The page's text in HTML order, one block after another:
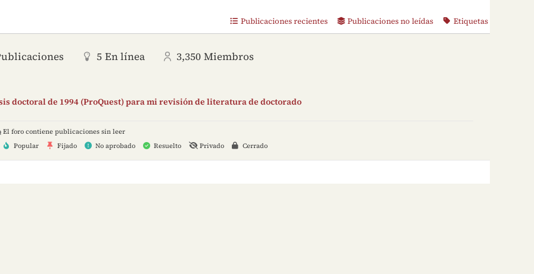
Publicaciones recientes Publicaciones no leídas Etiquetas
5 En línea 3,350 Miembros
doctoral de 1994 (ProQuest) para mi revisión de literatura de doctorado
El foro contiene publicaciones sin leer
Popular Fijado No aprobado Resuelto Privado Cerrado